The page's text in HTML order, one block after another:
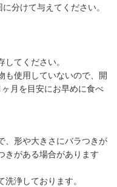
分けて与えてください。
てください。
も使用していないので、開
月を目安にお早めに食べ
、形や大きさにバラつきが
きがある場合があります
浄しております。